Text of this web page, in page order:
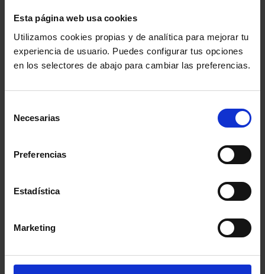
Esta página web usa cookies
Utilizamos cookies propias y de analítica para mejorar tu
experiencia de usuario. Puedes configurar tus opciones
en los selectores de abajo para cambiar las preferencias.
Necesarias
Preferencias
Estadística
Marketing
ABOGACÍA EN DATOS